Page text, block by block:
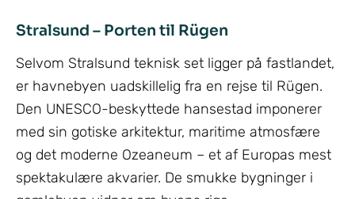
Stralsund – Porten til Rügen
Selvom Stralsund teknisk set ligger på fastlandet,
er havnebyen uadskillelig fra en rejse til Rügen.
Den UNESCO-beskyttede hansestad imponerer
med sin gotiske arkitektur, maritime atmosfære
og det moderne Ozeaneum – et af Europas mest
spektakulære akvarier. De smukke bygninger i